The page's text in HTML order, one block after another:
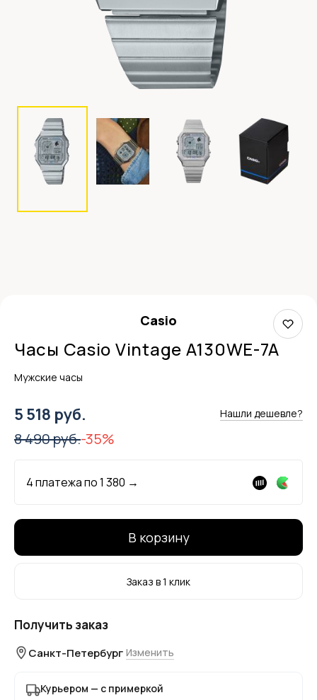
Casio
Часы Casio Vintage A130WE-7A
Мужские часы
5 518 руб. Нашли дешевле?
8 490 руб.-35%
4 платежа по1 380 →
В корзину
Заказ в 1 клик
Получить заказ
Санкт-Петербург Изменить
Курьером — с примеркой